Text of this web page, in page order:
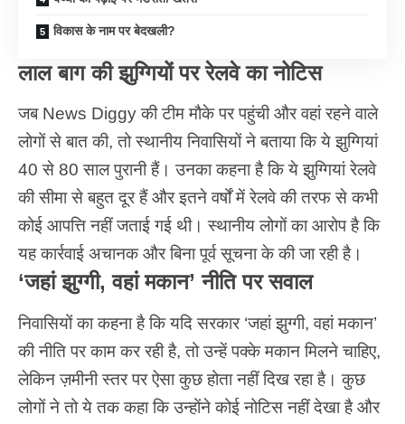
विकास के नाम पर बेदखली?
लाल बाग की झुग्गियों पर रेलवे का नोटिस
जब News Diggy की टीम मौके पर पहुंची और वहां रहने वाले
लोगों से बात की, तो स्थानीय निवासियों ने बताया कि ये झुग्गियां
40 से 80 साल पुरानी हैं। उनका कहना है कि ये झुग्गियां रेलवे
की सीमा से बहुत दूर हैं और इतने वर्षों में रेलवे की तरफ से कभी
कोई आपत्ति नहीं जताई गई थी। स्थानीय लोगों का आरोप है कि
यह कार्रवाई अचानक और बिना पूर्व सूचना के की जा रही है।
‘जहां झुग्गी, वहां मकान’ नीति पर सवाल
निवासियों का कहना है कि यदि सरकार ‘जहां झुग्गी, वहां मकान’
की नीति पर काम कर रही है, तो उन्हें पक्के मकान मिलने चाहिए,
लेकिन ज़मीनी स्तर पर ऐसा कुछ होता नहीं दिख रहा है। कुछ
लोगों ने तो ये तक कहा कि उन्होंने कोई नोटिस नहीं देखा है और